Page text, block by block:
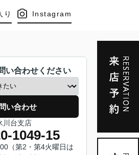
り Instagram
い合わせください
い合わせ
川台支店
1049-15
（第2・第4火曜日は